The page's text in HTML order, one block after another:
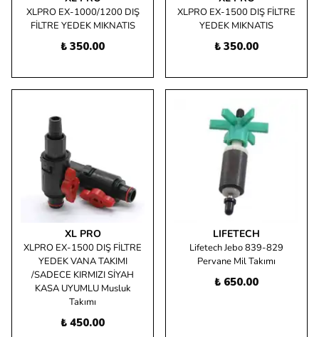
XLPRO EX-1000/1200 DIŞ
FİLTRE YEDEK MIKNATIS
₺ 350.00
XLPRO EX-1500 DIŞ FİLTRE
YEDEK MIKNATIS
₺ 350.00
XL PRO
XLPRO EX-1500 DIŞ FİLTRE
YEDEK VANA TAKIMI
/SADECE KIRMIZI SİYAH
KASA UYUMLU Musluk
Takımı
₺ 450.00
LIFETECH
Lifetech Jebo 839-829
Pervane Mil Takımı
₺ 650.00